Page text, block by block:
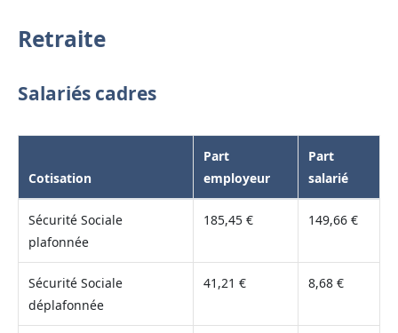
Retraite
Salariés cadres
Cotisation
Part
employeur
Part
salarié
Sécurité Sociale
plafonnée
185,45 € 149,66 €
Sécurité Sociale
déplafonnée
41,21 € 8,68 €